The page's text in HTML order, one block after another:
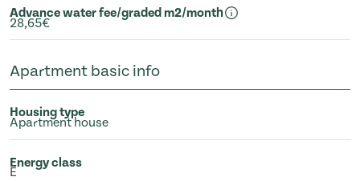
Advance water fee/graded m2/month
28,65€
Apartment basic info
Housing type
Apartment house
Energy class
E